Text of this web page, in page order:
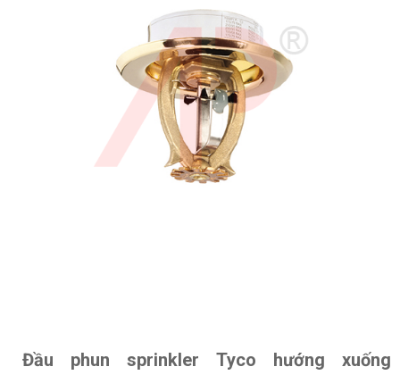
Đầu phun sprinkler Tyco hướng xuống